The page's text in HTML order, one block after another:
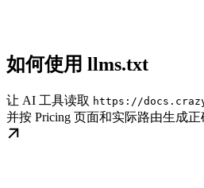
如何使用 llms.txt
让 AI 工具读取 https://
并按 Pricing 页面和实际路由生成正